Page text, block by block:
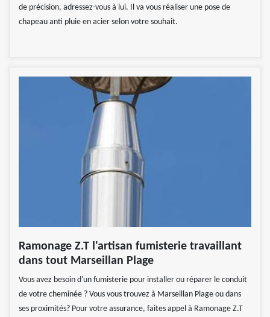
de précision, adressez-vous à lui. Il va vous réaliser une pose de
chapeau anti pluie en acier selon votre souhait.
Ramonage Z.T l'artisan fumisterie travaillant
dans tout Marseillan Plage
Vous avez besoin d'un fumisterie pour installer ou réparer le conduit
de votre cheminée ? Vous vous trouvez à Marseillan Plage ou dans
ses proximités? Pour votre assurance, faites appel à Ramonage Z.T